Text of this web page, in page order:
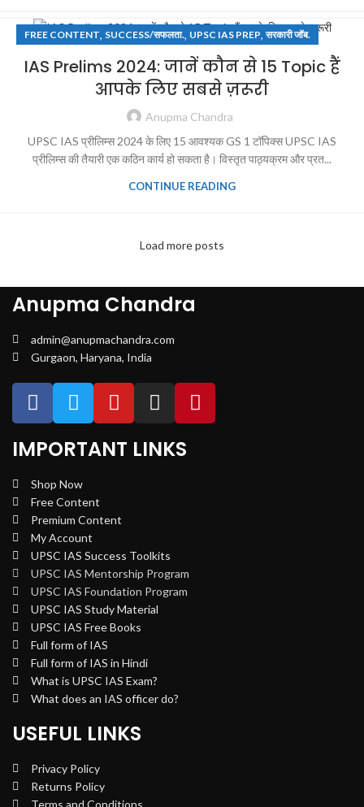
FREE CONTENT, SUCCESS/सफलता., UPSC IAS PREP, सरकारी जॉब.
IAS Prelims 2024: जानें कौन से 15 Topic हैं
आपके लिए सबसे ज़रूरी
Anupma Chandra
UPSC IAS प्रीलिम्स 2024 के लिए 15 आवश्यक GS 1 टॉपिक्स UPSC IAS
प्रीलिम्स की तैयारी एक कठिन कार्य हो सकता है। विस्तृत पाठ्यक्रम और प्रत...
CONTINUE READING
Load more posts
Anupma Chandra
admin@anupmachandra.com
Gurgaon, Haryana, India
IMPORTANT LINKS
Shop Now
Free Content
Premium Content
My Account
UPSC IAS Success Toolkits
UPSC IAS Mentorship Program
UPSC IAS Foundation Program
UPSC IAS Study Material
UPSC IAS Free Books
Full form of IAS
Full form of IAS in Hindi
What is UPSC IAS Exam?
What does an IAS officer do?
USEFUL LINKS
Privacy Policy
Returns Policy
Terms and Conditions